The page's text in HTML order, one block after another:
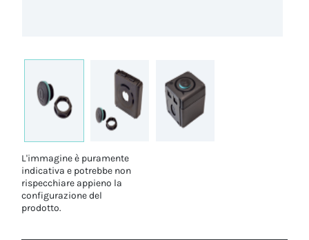
L'immagine è puramente
indicativa e potrebbe non
rispecchiare appieno la
configurazione del
prodotto.